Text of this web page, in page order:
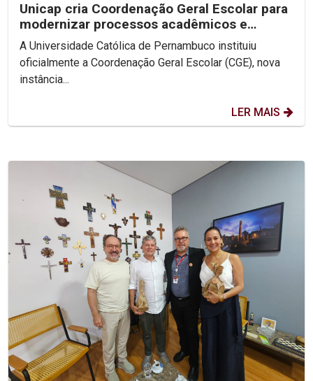
Unicap cria Coordenação Geral Escolar para
modernizar processos acadêmicos e
ampliar o uso de IA...
A Universidade Católica de Pernambuco instituiu
oficialmente a Coordenação Geral Escolar (CGE), nova
instância...
LER MAIS